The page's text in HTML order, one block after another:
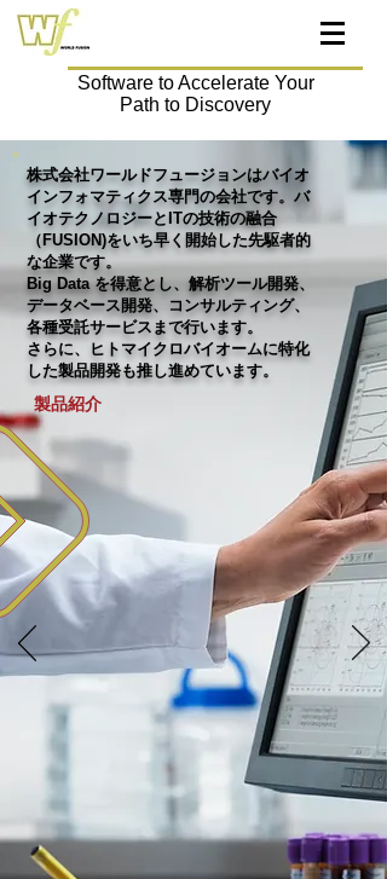
Software to Accelerate Your
Path to Discovery
株式会社ワールドフュージョンはバイオ
インフォマティクス専門の会社です。バ
イオテクノロジーとITの技術の融合
（FUSION)をいち早く開始した先駆者的
な企業です。
Big Data を得意とし、解析ツール開発、
データベース開発、コンサルティング、
各種受託サービスまで行います。
​さらに、ヒトマイクロバイオームに特化
した製品開発も推し進めています。
製品紹介